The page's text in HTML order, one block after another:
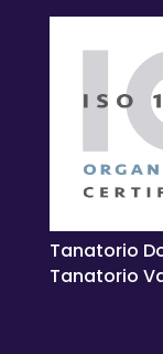
Tanatorio
Tanatorio